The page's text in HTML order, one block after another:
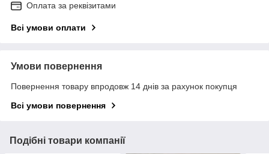
Оплата за реквізитами
Всі умови оплати
Умови повернення
Повернення товару впродовж 14 днів за рахунок покупця
Всі умови повернення
Подібні товари компанії